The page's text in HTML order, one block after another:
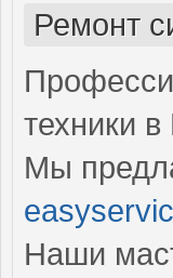
Ремонт
техники
Мы
Наши